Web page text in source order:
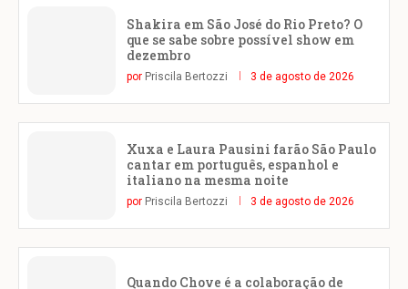
Shakira em São José do Rio Preto? O
que se sabe sobre possível show em
dezembro
por Priscila Bertozzi 3 de agosto de 2026
Xuxa e Laura Pausini farão São Paulo
cantar em português, espanhol e
italiano na mesma noite
por Priscila Bertozzi 3 de agosto de 2026
Quando Chove é a colaboração de